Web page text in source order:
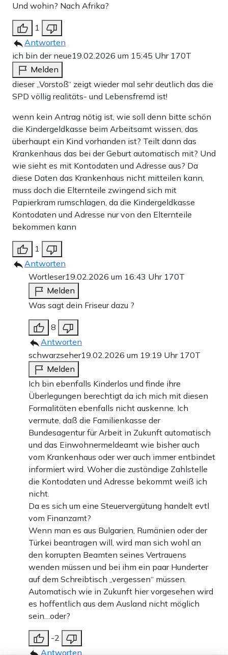
Und wohin? Nach Afrika?
1
Antworten
ich bin der neue19.02.2026 um 15:45 Uhr 170T
Melden
dieser „Vorstoß“ zeigt wieder mal sehr deutlich das die
SPD völlig realitäts- und Lebensfremd ist!
wenn kein Antrag nötig ist, wie soll denn bitte schön
die Kindergeldkasse beim Arbeitsamt wissen, das
überhaupt ein Kind vorhanden ist? Teilt dann das
Krankenhaus das bei der Geburt automatisch mit? Und
wie sieht es mit Kontodaten und Adresse aus? Da
diese Daten das Krankenhaus nicht mitteilen kann,
muss doch die Elternteile zwingend sich mit
Papierkram rumschlagen, da die Kindergeldkasse
Kontodaten und Adresse nur von den Elternteile
bekommen kann
1
Antworten
Wortleser19.02.2026 um 16:43 Uhr 170T
Melden
Was sagt dein Friseur dazu ?
8
Antworten
schwarzseher19.02.2026 um 19:19 Uhr 170T
Melden
Ich bin ebenfalls Kinderlos und finde ihre
Überlegungen berechtigt da ich mich mit diesen
Formalitäten ebenfalls nicht auskenne. Ich
vermute, daß die Familienkasse der
Bundesagentur für Arbeit in Zukunft automatisch
und das Einwohnermeldeamt wie bisher auch
vom Krankenhaus oder wer auch immer entbindet
informiert wird. Woher die zuständige Zahlstelle
die Kontodaten und Adresse bekommt weiß ich
nicht.
Da es sich um eine Steuervergütung handelt evtl
vom Finanzamt?
Wenn man es aus Bulgarien, Rumänien oder der
Türkei beantragen will, wird man sich wohl an
den korrupten Beamten seines Vertrauens
wenden müssen und bei ihm ein paar Hunderter
auf dem Schreibtisch „vergessen“ müssen.
Automatisch wie in Zukunft hier vorgesehen wird
es hoffentlich aus dem Ausland nicht möglich
sein…oder?
-2
Antworten